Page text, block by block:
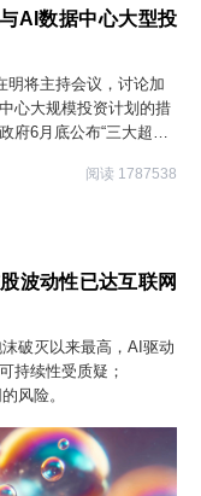
V4-Flash-
，周调用量达5.88万亿
AI数据中心大型投
明将主持会议，讨论加
心大规模投资计划的措
6月底公布“三大超级
会议将讨论如何支持投
展，并公布保障半导体
阅读 1787538
波动性已达互联网
破灭以来最高，AI驱动
持续性受质疑；
风险。